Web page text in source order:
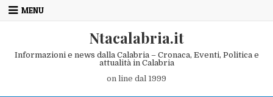
Skip to content
MENU
Ntacalabria.it
Informazioni e news dalla Calabria – Cronaca, Eventi, Politica e
attualità in Calabria
on line dal 1999